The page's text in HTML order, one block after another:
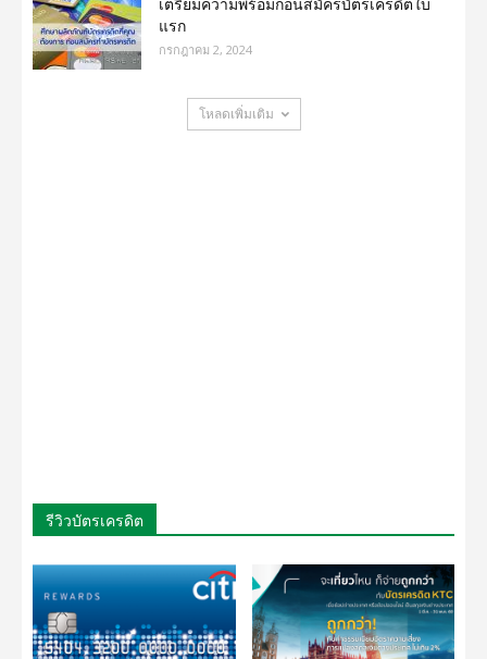
เตรียมความพร้อมก่อนสมัครบัตรเครดิตใบ
แรก
กรกฎาคม 2, 2024
โหลดเพิ่มเติม
รีวิวบัตรเครดิต